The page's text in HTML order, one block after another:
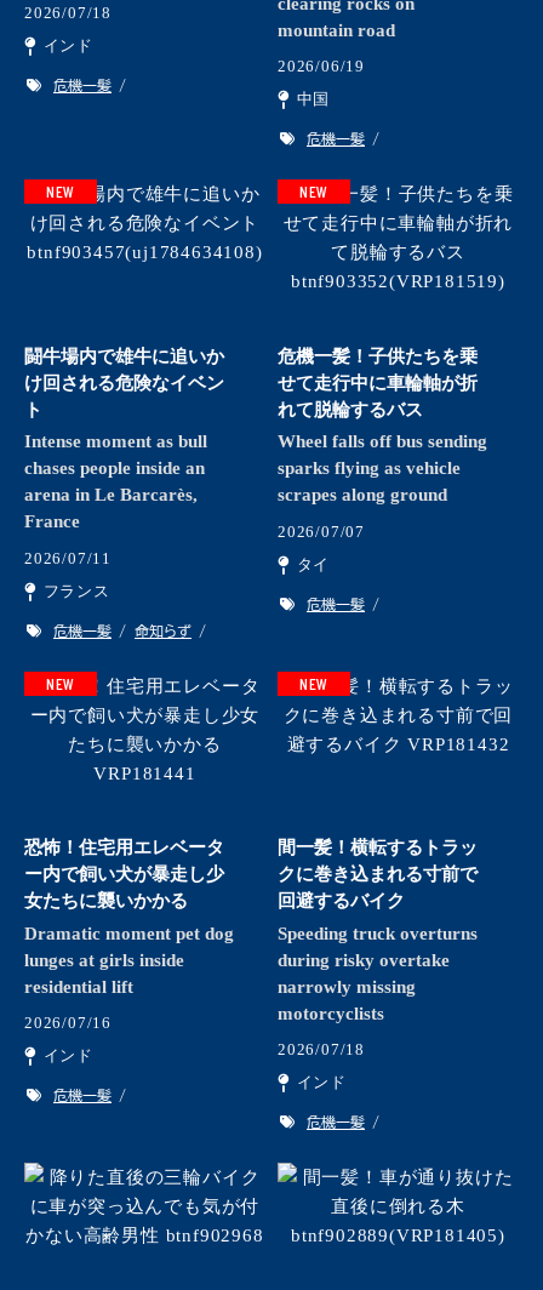
2026/07/18
インド
危機一髪
mountain road
2026/06/19
中国
危機一髪
NEW
闘牛場内で雄牛に追いか
け回される危険なイベン
ト
Intense moment as bull
chases people inside an
arena in Le Barcarès,
France
2026/07/11
フランス
危機一髪 命知らず
NEW
危機一髪！子供たちを乗
せて走行中に車輪軸が折
れて脱輪するバス
Wheel falls off bus sending
sparks flying as vehicle
scrapes along ground
2026/07/07
タイ
危機一髪
NEW
恐怖！住宅用エレベータ
ー内で飼い犬が暴走し少
女たちに襲いかかる
Dramatic moment pet dog
lunges at girls inside
residential lift
2026/07/16
インド
危機一髪
NEW
間一髪！横転するトラッ
クに巻き込まれる寸前で
回避するバイク
Speeding truck overturns
during risky overtake
narrowly missing
motorcyclists
2026/07/18
インド
危機一髪